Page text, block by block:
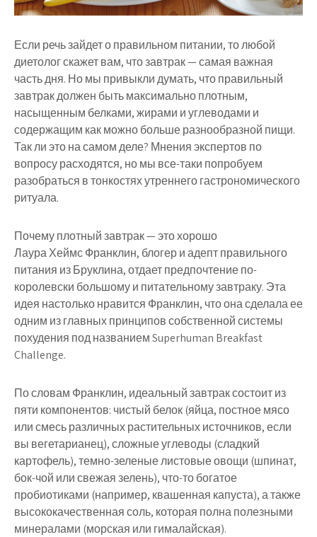
Если речь зайдет о правильном питании, то любой
диетолог скажет вам, что завтрак — самая важная
часть дня. Но мы привыкли думать, что правильный
завтрак должен быть максимально плотным,
насыщенным белками, жирами и углеводами и
содержащим как можно больше разнообразной пищи.
Так ли это на самом деле? Мнения экспертов по
вопросу расходятся, но мы все-таки попробуем
разобраться в тонкостях утреннего гастрономического
ритуала.
Почему плотный завтрак — это хорошо
Лаура Хеймс Франклин, блогер и адепт правильного
питания из Бруклина, отдает предпочтение по-
королевски большому и питательному завтраку. Эта
идея настолько нравится Франклин, что она сделала ее
одним из главных принципов собственной системы
похудения под названием Superhuman Breakfast
Challenge.
По словам Франклин, идеальный завтрак состоит из
пяти компонентов: чистый белок (яйца, постное мясо
или смесь различных растительных источников, если
вы вегетарианец), сложные углеводы (сладкий
картофель), темно-зеленые листовые овощи (шпинат,
бок-чой или свежая зелень), что-то богатое
пробиотиками (например, квашенная капуста), а также
высококачественная соль, которая полна полезными
минералами (морская или гималайская).